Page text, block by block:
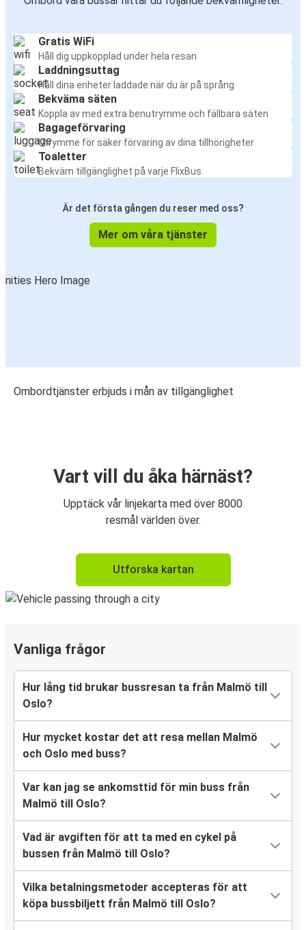
Gratis WiFi
Håll dig uppkopplad under hela resan
Laddningsuttag
Håll dina enheter laddade när du är på språng
Bekväma säten
Koppla av med extra benutrymme och fällbara säten
Bagageförvaring
Utrymme för säker förvaring av dina tillhörigheter
Toaletter
Bekväm tillgänglighet på varje FlixBus
Är det första gången du reser med oss?
Mer om våra tjänster
Ombordtjänster erbjuds i mån av tillgänglighet
Vart vill du åka härnäst?
Upptäck vår linjekarta med över 8000
resmål världen över.
Utforska kartan
Vanliga frågor
Hur lång tid brukar bussresan ta från Malmö till
Oslo?
Hur mycket kostar det att resa mellan Malmö
och Oslo med buss?
Var kan jag se ankomsttid för min buss från
Malmö till Oslo?
Vad är avgiften för att ta med en cykel på
bussen från Malmö till Oslo?
Vilka betalningsmetoder accepteras för att
köpa bussbiljett från Malmö till Oslo?